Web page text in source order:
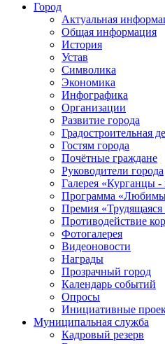
Город
Актуальная
Общая информация
История
Устав
Символика
Экономика
Инфографика
Организации
Развитие города
Градостроительная
Гостям города
Почётные граждане
Руководители города
Галерея «Курганцы -
Программа
Премия
Противодействие
Фотогалерея
Видеоновости
Награды
Прозрачный город
Календарь событий
Опросы
Инициативные
Муниципальная служба
Кадровый резерв